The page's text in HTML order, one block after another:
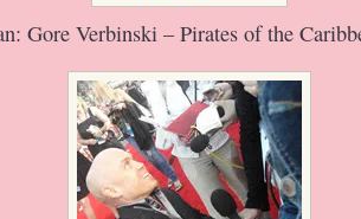
Gore Verbinski – Pirates of the